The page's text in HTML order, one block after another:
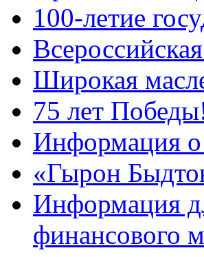
100-летие
Широкая
75 лет
Информация о
«Гырон
Информация
финансового